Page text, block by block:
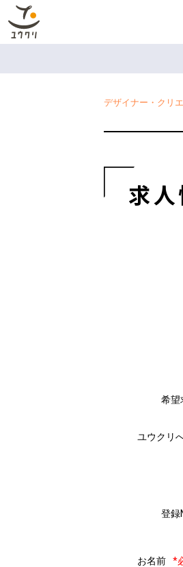
デザイナー・クリ
求
希望
ユウクリ
登録
お名前 *